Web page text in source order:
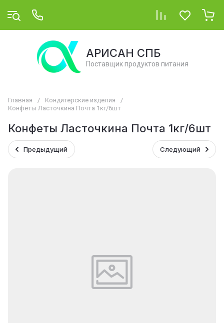
АРИСАН СПБ
Поставщик продуктов питания
Главная / Кондитерские изделия
/
Конфеты Ласточкина Почта 1кг/6шт
Конфеты Ласточкина Почта 1кг/6шт
Предыдущий Следующий